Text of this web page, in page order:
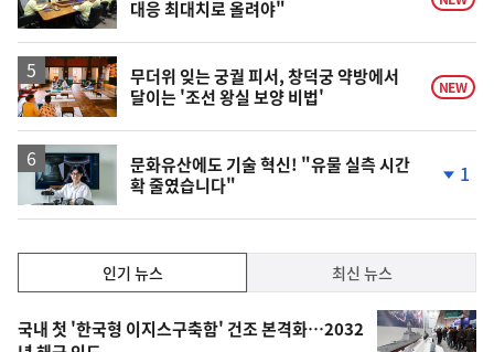
대응 최대치로 올려야"
무더위 잊는 궁궐 피서, 창덕궁 약방에서
달이는 '조선 왕실 보양 비법'
NEW
문화유산에도 기술 혁신! "유물 실측 시간
확 줄였습니다"
락
1
기,
최
인기 뉴스 최신 뉴스
기
국내 첫 '한국형 이지스구축함' 건조 본격화…2032